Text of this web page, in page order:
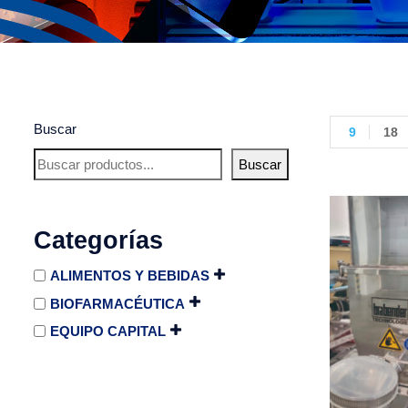
Buscar
Buscar
Categorías
ALIMENTOS Y BEBIDAS
BIOFARMACÉUTICA
EQUIPO CAPITAL
9 18